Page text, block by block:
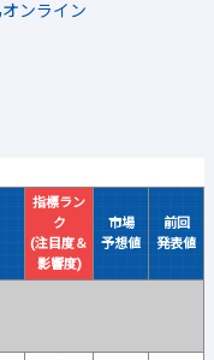
指標ラン
ク
(注目度＆
影響度)
市場
予想値
前回
発表値